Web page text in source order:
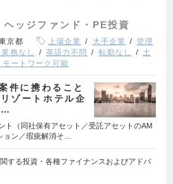
ッジファンド・PE投資
京都 上場企業 大手企業
管理
務なし 英語力不問 転勤なし
土
モートワーク可能
件に携わること
ゾートホテル企
…
ト（同社保有アセット／受託アセットのAM
ョン／瑕疵解消そ…
する投資・各種ファイナンスおよびアドバ